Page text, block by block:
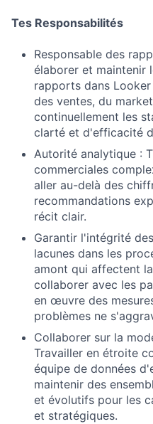
Tes Responsabilités
Responsable des
élaborer et maintenir
rapports dans
des ventes, du
continuellement les
clarté et d'efficacité
Autorité analytique :
commerciales
aller au-delà des
recommandations
récit clair.
Garantir l'intégrité
lacunes dans les
amont qui affectent
collaborer avec les
en œuvre des
problèmes ne
Collaborer sur la
Travailler en étroite
équipe de données
maintenir des
et évolutifs pour les
et stratégiques.